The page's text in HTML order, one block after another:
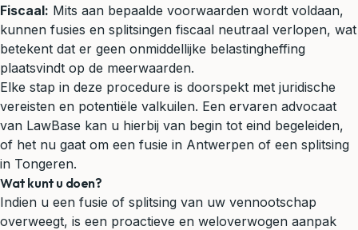
Fiscaal: Mits aan bepaalde voorwaarden wordt voldaan,
kunnen fusies en splitsingen fiscaal neutraal verlopen, wat
betekent dat er geen onmiddellijke belastingheffing
plaatsvindt op de meerwaarden.
Elke stap in deze procedure is doorspekt met juridische
vereisten en potentiële valkuilen. Een ervaren advocaat
van LawBase kan u hierbij van begin tot eind begeleiden,
of het nu gaat om een fusie in Antwerpen of een splitsing
in Tongeren.
Wat kunt u doen?
Indien u een fusie of splitsing van uw vennootschap
overweegt, is een proactieve en weloverwogen aanpak